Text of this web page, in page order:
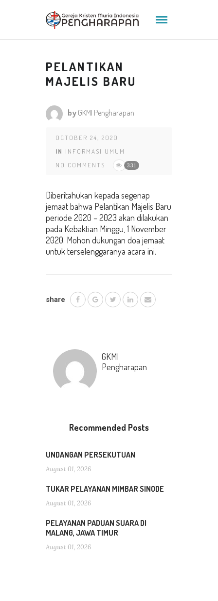
PELANTIKAN
MAJELIS BARU
by GKMI Pengharapan
OCTOBER 24, 2020
IN INFORMASI UMUM
NO COMMENTS
331
Diberitahukan kepada segenap
jemaat bahwa Pelantikan Majelis Baru
periode 2020 – 2023 akan dilakukan
pada Kebaktian Minggu, 1 November
2020. Mohon dukungan doa jemaat
untuk terselenggaranya acara ini.
share
GKMI
Pengharapan
Recommended Posts
UNDANGAN PERSEKUTUAN
August 01, 2026
TUKAR PELAYANAN MIMBAR SINODE
August 01, 2026
PELAYANAN PADUAN SUARA DI
MALANG, JAWA TIMUR
August 01, 2026